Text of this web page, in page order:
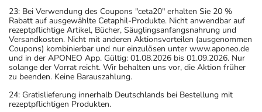
23: Bei Verwendung des Coupons "ceta20" erhalten Sie 20 %
Rabatt auf ausgewählte Cetaphil-Produkte. Nicht anwendbar auf
rezeptpflichtige Artikel, Bücher, Säuglingsanfangsnahrung und
Versandkosten. Nicht mit anderen Aktionsvorteilen (ausgenommen
Coupons) kombinierbar und nur einzulösen unter www.aponeo.de
und in der APONEO App. Gültig: 01.08.2026 bis 01.09.2026. Nur
solange der Vorrat reicht. Wir behalten uns vor, die Aktion früher
zu beenden. Keine Barauszahlung.
24: Gratislieferung innerhalb Deutschlands bei Bestellung mit
rezeptpflichtigen Produkten.